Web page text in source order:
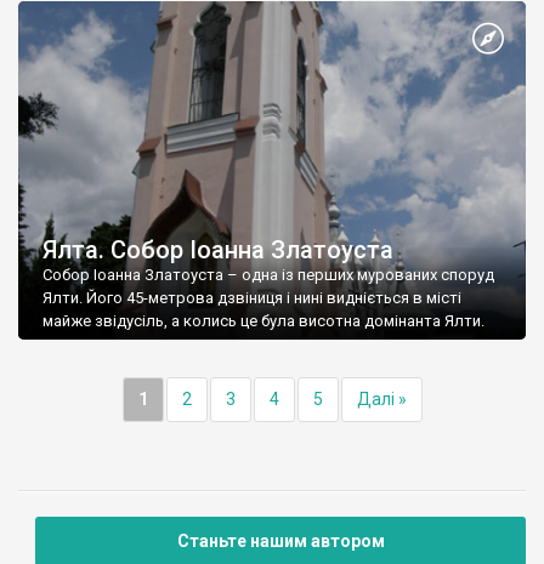
Ялта. Собор Іоанна Златоуста
Собор Іоанна Златоуста – одна із перших мурованих споруд
Ялти. Його 45-метрова дзвіниця і нині видніється в місті
майже звідусіль, а колись це була висотна домінанта Ялти.
1 2 3 4 5 Далі »
Станьте нашим автором